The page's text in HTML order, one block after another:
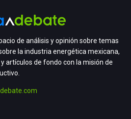
de análisis y opinión sobre temas
la industria energética mexicana,
artículos de fondo con la misión de